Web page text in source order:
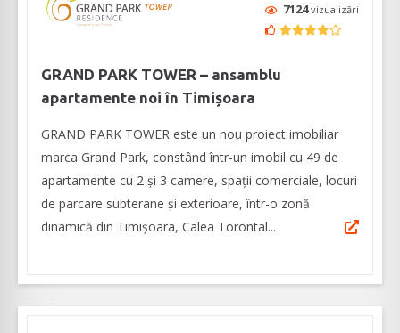
7124vizualizări
GRAND PARK TOWER – ansamblu
apartamente noi în Timișoara
GRAND PARK TOWER este un nou proiect imobiliar
marca Grand Park, constând într-un imobil cu 49 de
apartamente cu 2 și 3 camere, spații comerciale, locuri
de parcare subterane și exterioare, într-o zonă
dinamică din Timișoara, Calea Torontal...